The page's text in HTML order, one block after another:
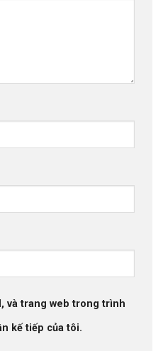
và trang web trong trình
kế tiếp của tôi.